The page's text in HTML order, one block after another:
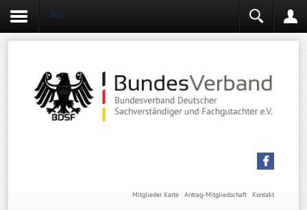
Blog
Angemeldet bleiben
Kontakt
Antrag-Mitgliedschaft
Mitglieder Karte